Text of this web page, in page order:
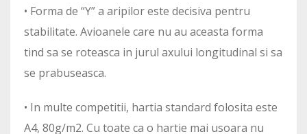
• Forma de “Y” a aripilor este decisiva pentru
stabilitate. Avioanele care nu au aceasta forma
tind sa se roteasca in jurul axului longitudinal si sa
se prabuseasca.
• In multe competitii, hartia standard folosita este
A4, 80g/m2. Cu toate ca o hartie mai usoara nu